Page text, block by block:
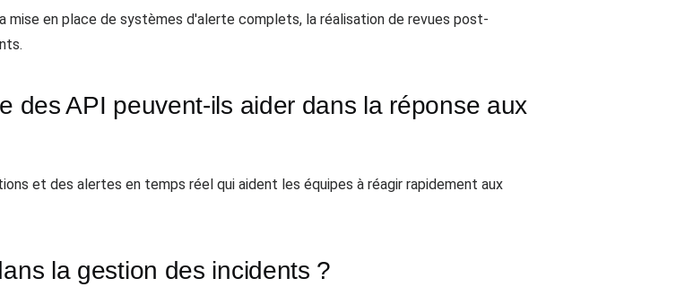
mise en place de systèmes d'alerte complets, la réalisation de revues post-
des API peuvent-ils aider dans la réponse aux
et des alertes en temps réel qui aident les équipes à réagir rapidement aux
la gestion des incidents ?